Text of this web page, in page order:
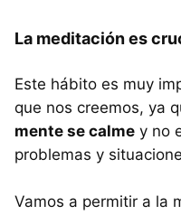
La meditación es
Este hábito es muy
que nos creemos, ya
mente se calme y no
problemas y
Vamos a permitir a la